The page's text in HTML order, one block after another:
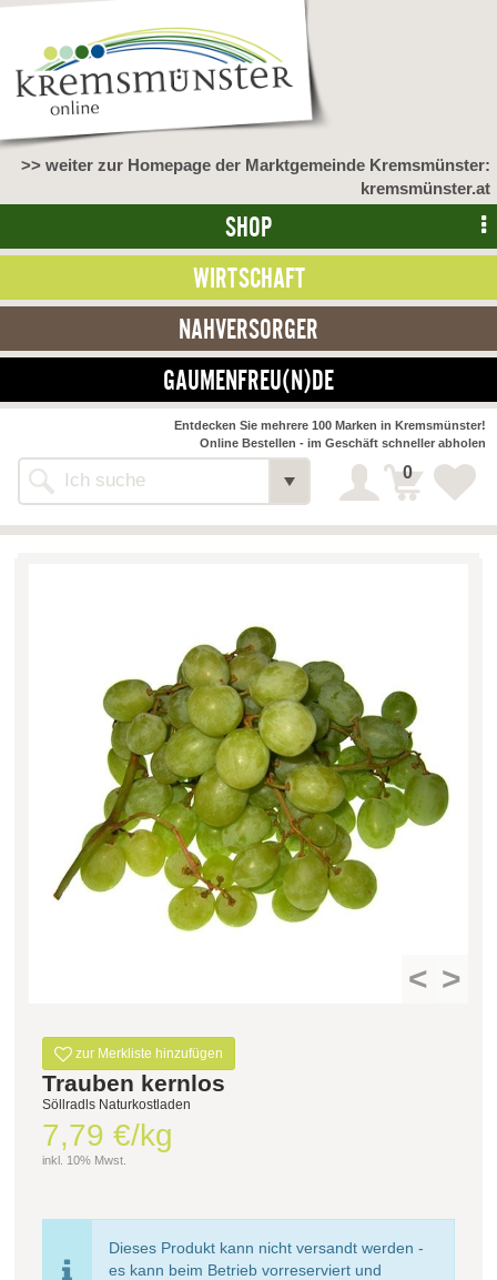
>> weiter zur Homepage der Marktgemeinde Kremsmünster:
kremsmünster.at
SHOP
WIRTSCHAFT
NAHVERSORGER
GAUMENFREU(N)DE
Alle Webseiten
Entdecken Sie mehrere 100 Marken in Kremsmünster!
Online Bestellen - im Geschäft schneller abholen
0
NAHVERSORGER
>> Bauernmarkt << Detail
Bäckerei-Konditorei-Café
Hofladen Hoffelner Detail
Kuglbauer - Familie Bischof Detail
La Toscana Anita Wolf e.U. Detail
Söllradls Naturkostladen Detail
Stiftsgärtnerei Detail
Weinkellerei Stift
Kremsmünster
Detail
Detail
Filter zurücksetzen
< >
zur Merkliste hinzufügen
Trauben kernlos
Söllradls Naturkostladen
7,79 €/kg
inkl. 10% Mwst.
Dieses Produkt kann nicht versandt werden -
es kann beim Betrieb vorreserviert und